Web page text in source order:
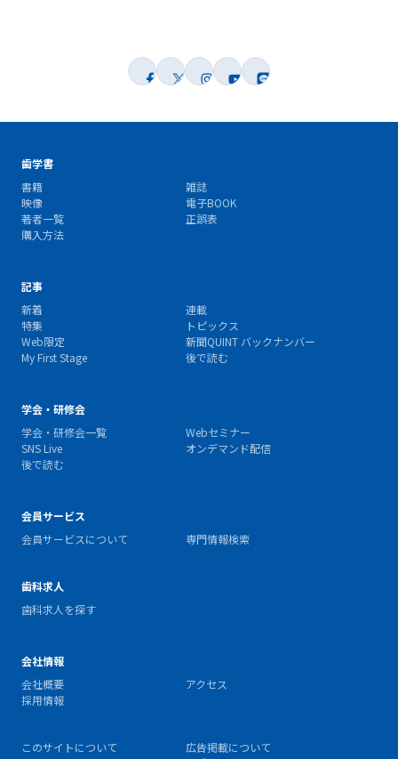
歯学書
書籍
雑誌
映像
電子BOOK
著者一覧
正誤表
購入方法
記事
新着
連載
特集
トピックス
Web限定
新聞QUINT バックナンバー
My First Stage
後で読む
学会・研修会
学会・研修会一覧
Webセミナー
SNS Live
オンデマンド配信
後で読む
会員サービス
会員サービスについて
専門情報検索
歯科求人
歯科求人を探す
会社情報
会社概要
アクセス
採用情報
このサイトについて
広告掲載について